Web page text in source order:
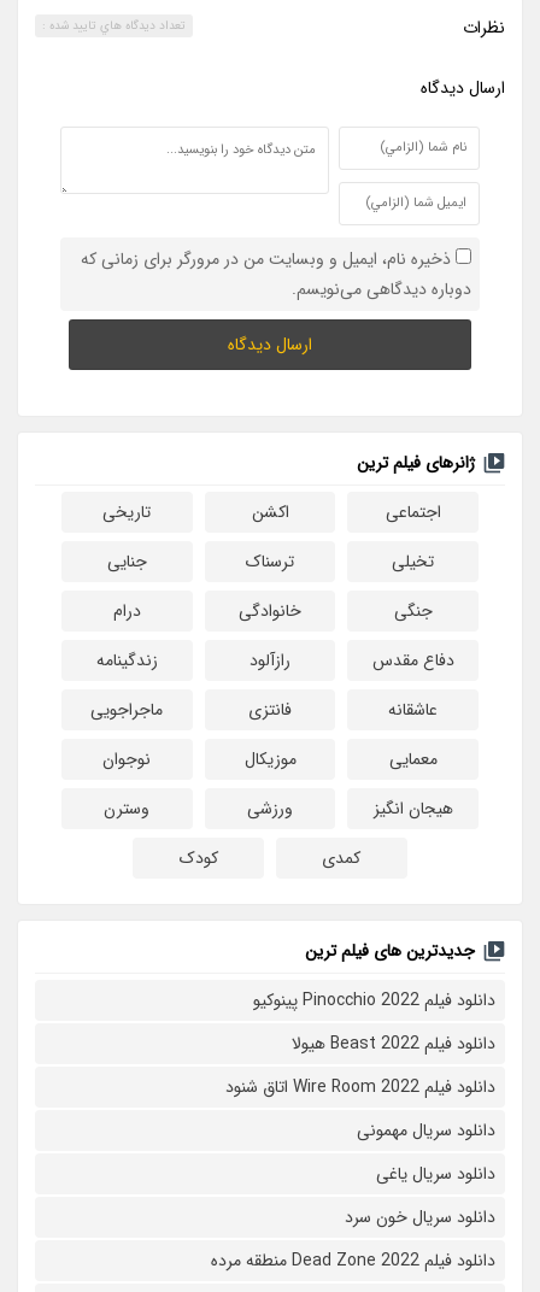
نظرات تعداد ديدگاه هاي تاييد شده :
ارسال ديدگاه
ذخیره نام، ایمیل و وبسایت من در مرورگر برای زمانی که
دوباره دیدگاهی می‌نویسم.
ژانرهای فیلم ترین
اجتماعی
اکشن
تاریخی
تخیلی
ترسناک
جنایی
جنگی
خانوادگی
درام
دفاع مقدس
رازآلود
زندگینامه
عاشقانه
فانتزی
ماجراجویی
معمایی
موزیکال
نوجوان
هیجان انگیز
ورزشی
وسترن
کمدی
کودک
جدیدترین های فیلم ترین
دانلود فیلم Pinocchio 2022 پینوکیو
دانلود فیلم Beast 2022 هیولا
دانلود فیلم Wire Room 2022 اتاق شنود
دانلود سریال مهمونی
دانلود سریال یاغی
دانلود سریال خون سرد
دانلود فیلم 2022 Dead Zone منطقه مرده